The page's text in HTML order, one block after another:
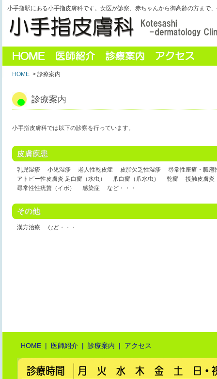
小手指駅にある小手指皮膚科です。女医が診察、赤ちゃんから御高齢の方まで
HOME > 診療案内
診療案内
小手指皮膚科では以下の診察を行っています。
皮膚疾患
乳児湿疹 小児湿疹 老人性乾皮症 皮脂欠乏性湿疹
尋常性座瘡・膿庖
アトピー性皮膚炎 足白癬（水虫）
爪白癬（爪水虫） 乾癬
接触皮膚炎
尋常性性疣贅（イボ）
感染症 など・・・
その他
漢方治療 など・・・
HOME | 医師紹介 | 診療案内 | アクセス